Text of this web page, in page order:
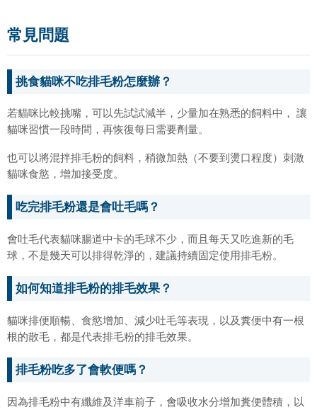
常見問題
挑食貓咪不吃排毛粉怎麼辦？
若貓咪比較挑嘴，可以先試試減半，少量加在熟悉的飼料中， 讓
貓咪習慣一段時間，再恢復每日需要劑量。
也可以將混拌排毛粉的飼料，稍微加熱（不要到燙口程度）刺激
貓咪食慾，增加接受度。
吃完排毛粉還是會吐毛嗎？
會吐毛代表貓咪腸道中卡的毛球不少，而且每天又吃進新的毛
球，不是幾天可以排得乾淨的，建議持續固定使用排毛粉。
如何知道排毛粉的排毛效果？
貓咪排便順暢、食慾增加、減少吐毛等表現，以及糞便中有一根
根的散毛，都是代表排毛粉的排毛效果。
排毛粉吃多了會軟便嗎？
因為排毛粉中有纖維及洋車前子，會吸收水分增加糞便體積，以